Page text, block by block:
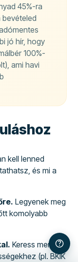
45%-ra
bevételed
jó hír, hogy
100%-
ami havi
kell lenned
és mi a
Legyenek meg
komolyabb
Keress mentort
(pl. BKIK